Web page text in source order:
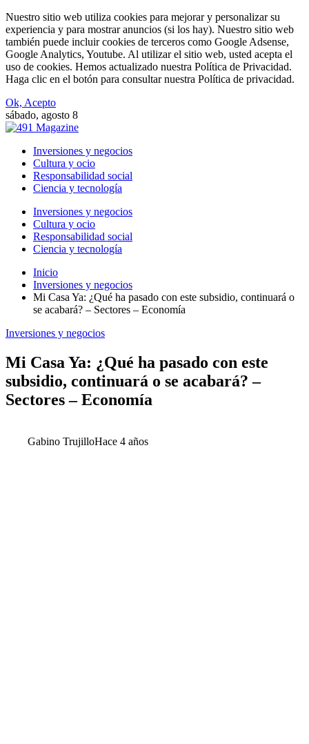
Nuestro sitio web utiliza cookies para mejorar y personalizar su
experiencia y para mostrar anuncios (si los hay). Nuestro sitio web
también puede incluir cookies de terceros como Google Adsense,
Google Analytics, Youtube. Al utilizar el sitio web, usted acepta el
uso de cookies. Hemos actualizado nuestra Política de Privacidad.
Haga clic en el botón para consultar nuestra Política de privacidad.
Ok, Acepto
sábado, agosto 8
Inversiones y negocios
Cultura y ocio
Responsabilidad social
Ciencia y tecnología
Inversiones y negocios
Cultura y ocio
Responsabilidad social
Ciencia y tecnología
Inicio
Inversiones y negocios
Mi Casa Ya: ¿Qué ha pasado con este subsidio, continuará o
se acabará? – Sectores – Economía
Inversiones y negocios
Mi Casa Ya: ¿Qué ha pasado con este
subsidio, continuará o se acabará? –
Sectores – Economía
Gabino TrujilloHace 4 años